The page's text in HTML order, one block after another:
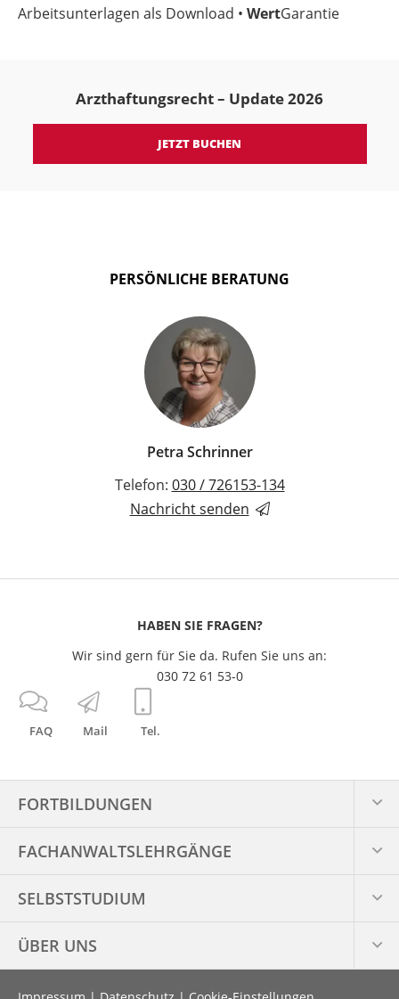
Arbeitsunterlagen als Download • WertGarantie
Arzthaftungsrecht – Update 2026
JETZT BUCHEN
PERSÖNLICHE BERATUNG
Petra Schrinner
Telefon: 030 / 726153-134
Nachricht senden
FAQ Mail Tel.
HABEN SIE FRAGEN?
Wir sind gern für Sie da. Rufen Sie uns an:
030 72 61 53-0
FORTBILDUNGEN
FACHANWALTS­LEHRGÄNGE
SELBSTSTUDIUM
ÜBER UNS